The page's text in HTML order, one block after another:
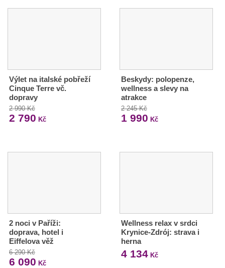
Výlet na italské pobřeží
Cinque Terre vč.
dopravy
2 990 Kč
2 790 Kč
Beskydy: polopenze,
wellness a slevy na
atrakce
2 245 Kč
1 990 Kč
2 noci v Paříži:
doprava, hotel i
Eiffelova věž
6 290 Kč
6 090 Kč
Wellness relax v srdci
Krynice-Zdrój: strava i
herna
4 134Kč